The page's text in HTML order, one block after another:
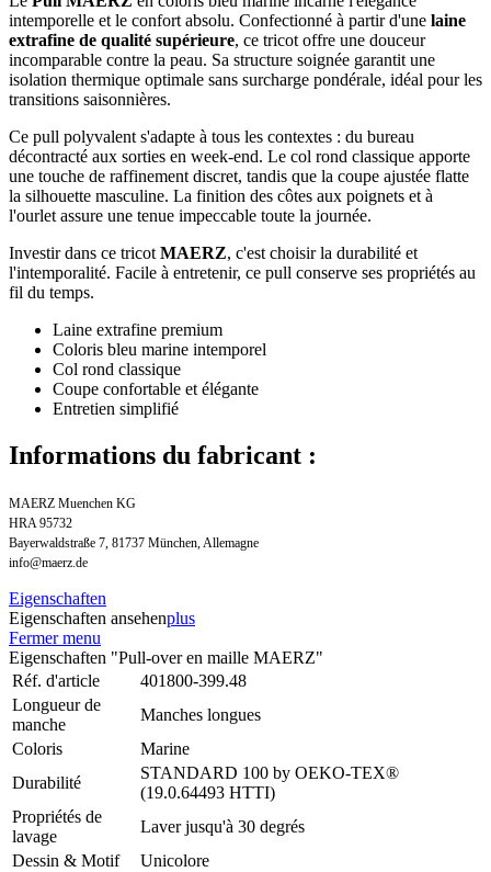
intemporelle et le confort absolu. Confectionné à partir d'une laine
extrafine de qualité supérieure, ce tricot offre une douceur
incomparable contre la peau. Sa structure soignée garantit une
isolation thermique optimale sans surcharge pondérale, idéal pour les
transitions saisonnières.
Ce pull polyvalent s'adapte à tous les contextes : du bureau
décontracté aux sorties en week-end. Le col rond classique apporte
une touche de raffinement discret, tandis que la coupe ajustée flatte
la silhouette masculine. La finition des côtes aux poignets et à
l'ourlet assure une tenue impeccable toute la journée.
Investir dans ce tricotMAERZ, c'est choisir la durabilité et
l'intemporalité. Facile à entretenir, ce pull conserve ses propriétés au
fil du temps.
Laine extrafine premium
Coloris bleu marine intemporel
Col rond classique
Coupe confortable et élégante
Entretien simplifié
Informations du fabricant :
MAERZ Muenchen KG
HRA 95732
Bayerwaldstraße 7, 81737 München, Allemagne
info@maerz.de
Eigenschaften
Eigenschaften ansehenplus
Fermer menu
Eigenschaften "Pull-over en maille MAERZ"
Réf. d'article
401800-399.48
Longueur de
manche
Manches longues
Coloris
Marine
Durabilité
STANDARD 100 by OEKO-TEX®
(19.0.64493 HTTI)
Propriétés de
lavage
Laver jusqu'à 30 degrés
Dessin & Motif
Unicolore